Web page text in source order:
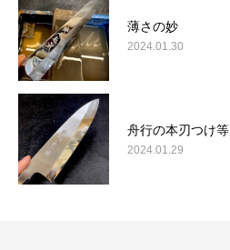
薄さの妙
2024.01.30
舟行の本刃つけ等
2024.01.29